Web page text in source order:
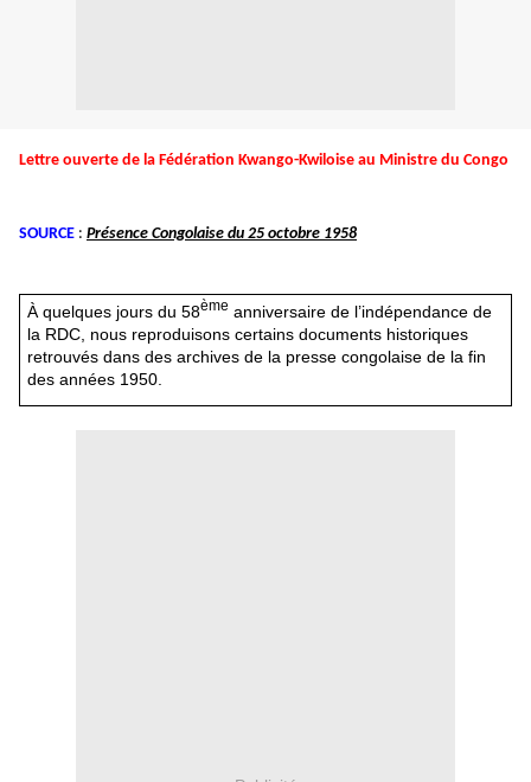
Lettre ouverte de la Fédération Kwango-Kwiloise au Ministre du Congo
SOURCE : Présence Congolaise du 25 octobre 1958
À quelques jours du 58ème anniversaire de l’indépendance de
la RDC, nous reproduisons certains documents historiques
retrouvés dans des archives de la presse congolaise de la fin
des années 1950.